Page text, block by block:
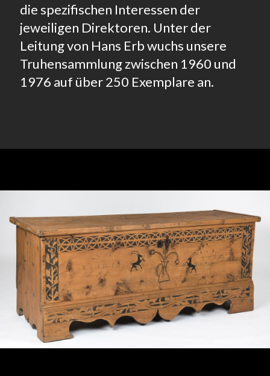
die spezifischen Interessen der
jeweiligen Direktoren. Unter der
Leitung von Hans Erb wuchs unsere
Truhensammlung zwischen 1960 und
1976 auf über 250 Exemplare an.